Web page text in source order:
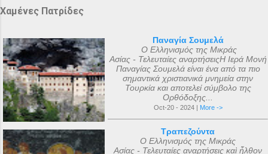
Χαμένες Πατρίδες
Παναγία Σουμελά
Ο Ελληνισμός της Μικράς
Ασίας - Τελευταίες αναρτήσειςΗ Ιερά Μονή
Παναγίας Σουμελά είναι ένα από τα πιο
σημαντικά χριστιανικά μνημεία στην
Τουρκία και αποτελεί σύμβολο της
Ορθόδοξης...
Oct-20 - 2024 | More ->
Τραπεζούντα
Ο Ελληνισμός της Μικράς
Ασίας - Τελευταίες αναρτήσεις καὶ ἦλθον